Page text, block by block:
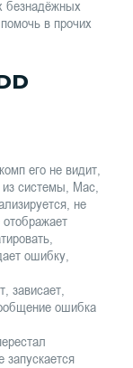
безнадёжных
в прочих
его не видит,
системы, Mac,
не
ошибку,
зависает,
ошибка
запускается